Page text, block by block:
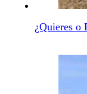
¿Quieres o